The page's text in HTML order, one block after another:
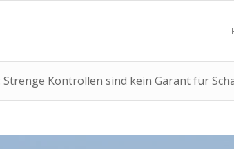
Kontrollen sind kein Garant für